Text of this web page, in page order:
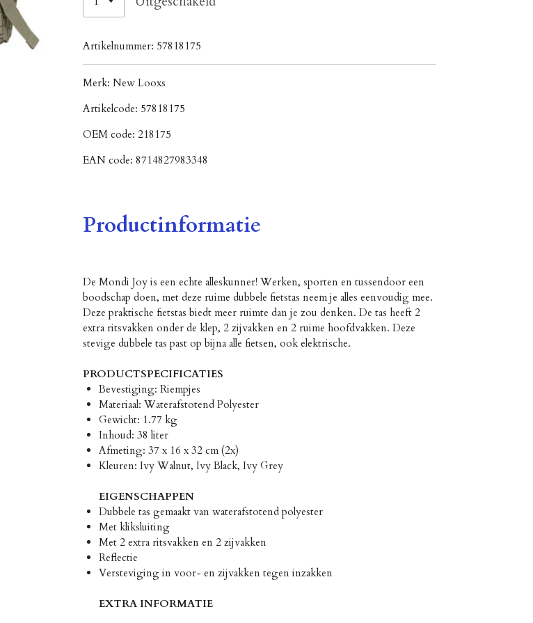
Artikelnummer: 57818175
Merk: New Looxs
Artikelcode: 57818175
OEM code: 218175
EAN code: 8714827983348
Productinformatie
De Mondi Joy is een echte alleskunner! Werken, sporten en tussendoor een
boodschap doen, met deze ruime dubbele fietstas neem je alles eenvoudig mee.
Deze praktische fietstas biedt meer ruimte dan je zou denken. De tas heeft 2
extra ritsvakken onder de klep, 2 zijvakken en 2 ruime hoofdvakken. Deze
stevige dubbele tas past op bijna alle fietsen, ook elektrische.
PRODUCTSPECIFICATIES
Bevestiging: Riempjes
Materiaal: Waterafstotend Polyester
Gewicht: 1.77 kg
Inhoud: 38 liter
Afmeting: 37 x 16 x 32 cm (2x)
Kleuren: Ivy Walnut, Ivy Black, Ivy Grey
EIGENSCHAPPEN
Dubbele tas gemaakt van waterafstotend polyester
Met kliksluiting
Met 2 extra ritsvakken en 2 zijvakken
Reflectie
Versteviging in voor- en zijvakken tegen inzakken
EXTRA INFORMATIE